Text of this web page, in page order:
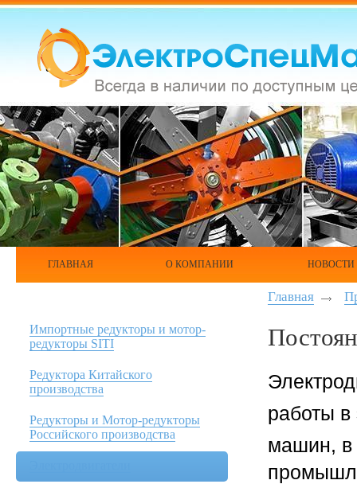
ГЛАВНАЯ О КОМПАНИИ НОВОСТИ
Импортные редукторы и мотор-
редукторы SITI
Редуктора Китайского
производства
Редукторы и Мотор-редукторы
Российского производства
Главная
работы в
машин,